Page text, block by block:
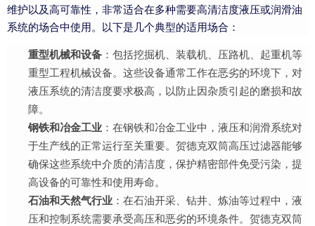
维护以及高可靠性，非常适合在多种需要高清洁度液压或润滑油
系统的场合中使用。以下是几个典型的适用场合：
重型机械和设备 ：包括挖掘机、装载机、压路机、起重机等
重型工程机械设备。这些设备通常工作在恶劣的环境下，对
液压系统的清洁度要求极高，以防止因杂质引起的磨损和故
障。
钢铁和冶金工业 ：在钢铁和冶金工业中，液压和润滑系统对
于生产线的正常运行至关重要。贺德克双筒高压过滤器能够
确保这些系统中介质的清洁度，保护精密部件免受污染，提
高设备的可靠性和使用寿命。
石油和天然气行业 ：在石油开采、钻井、炼油等过程中，液
压和控制系统需要承受高压和恶劣的环境条件。贺德克双筒